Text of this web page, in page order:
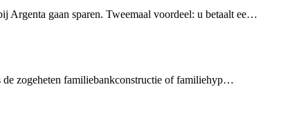
Argenta gaan sparen. Tweemaal voordeel: u betaalt ee…
de zogeheten familiebankconstructie of familiehyp…